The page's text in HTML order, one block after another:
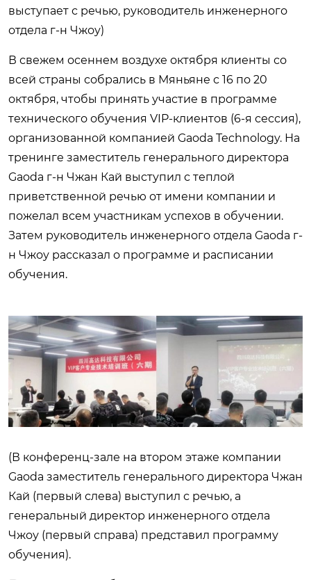
выступает с речью, руководитель инженерного
отдела г-н Чжоу)
В свежем осеннем воздухе октября клиенты со
всей страны собрались в Мяньяне с 16 по 20
октября, чтобы принять участие в программе
технического обучения VIP-клиентов (6-я сессия),
организованной компанией Gaoda Technology. На
тренинге заместитель генерального директора
Gaoda г-н Чжан Кай выступил с теплой
приветственной речью от имени компании и
пожелал всем участникам успехов в обучении.
Затем руководитель инженерного отдела Gaoda г-
н Чжоу рассказал о программе и расписании
обучения.
(В конференц-зале на втором этаже компании
Gaoda заместитель генерального директора Чжан
Кай (первый слева) выступил с речью, а
генеральный директор инженерного отдела
Чжоу (первый справа) представил программу
обучения).